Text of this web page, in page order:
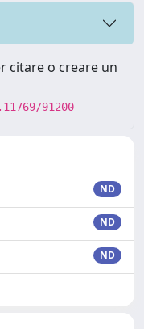
citare o creare un
91200
ND
ND
ND